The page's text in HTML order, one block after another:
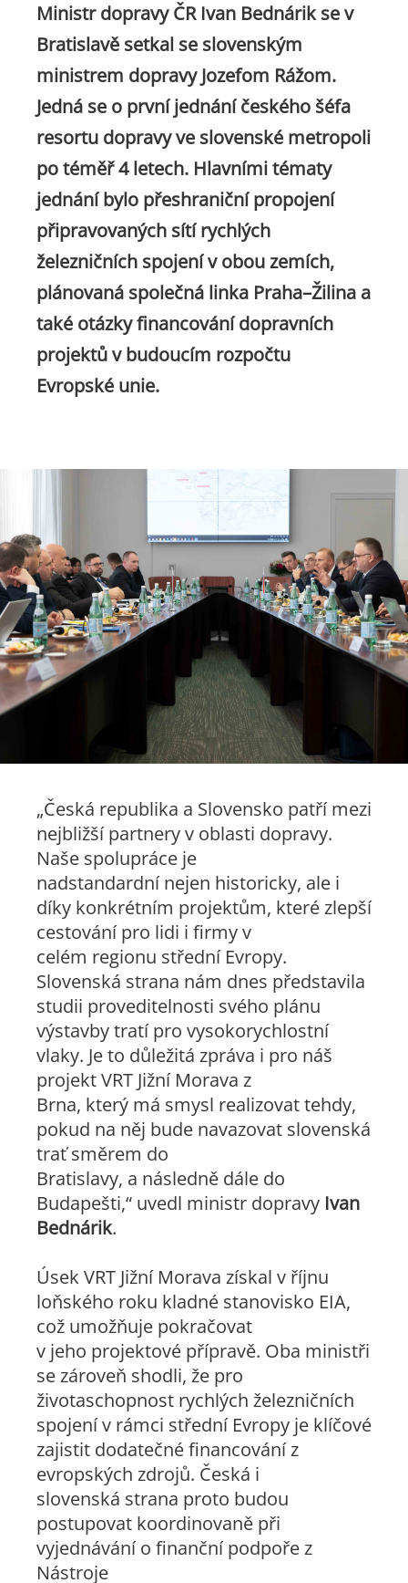
Ministr dopravy ČR Ivan Bednárik se v
Bratislavě setkal se slovenským
ministrem dopravy Jozefom Rážom.
Jedná se o první jednání českého šéfa
resortu dopravy ve slovenské metropoli
po téměř 4 letech. Hlavními tématy
jednání bylo přeshraniční propojení
připravovaných sítí rychlých
železničních spojení v obou zemích,
plánovaná společná linka Praha–Žilina a
také otázky financování dopravních
projektů v budoucím rozpočtu
Evropské unie.
„Česká republika a Slovensko patří mezi
nejbližší partnery v oblasti dopravy.
Naše spolupráce je
nadstandardní nejen historicky, ale i
díky konkrétním projektům, které zlepší
cestování pro lidi i firmy v
celém regionu střední Evropy.
Slovenská strana nám dnes představila
studii proveditelnosti svého plánu
výstavby tratí pro vysokorychlostní
vlaky. Je to důležitá zpráva i pro náš
projekt VRT Jižní Morava z
Brna, který má smysl realizovat tehdy,
pokud na něj bude navazovat slovenská
trať směrem do
Bratislavy, a následně dále do
Budapešti,“ uvedl ministr dopravy Ivan
Bednárik.
Úsek VRT Jižní Morava získal v říjnu
loňského roku kladné stanovisko EIA,
což umožňuje pokračovat
v jeho projektové přípravě. Oba ministři
se zároveň shodli, že pro
životaschopnost rychlých železničních
spojení v rámci střední Evropy je klíčové
zajistit dodatečné financování z
evropských zdrojů. Česká i
slovenská strana proto budou
postupovat koordinovaně při
vyjednávání o finanční podpoře z
Nástroje